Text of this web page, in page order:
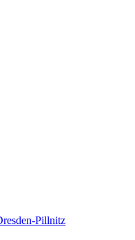
Pillnitz